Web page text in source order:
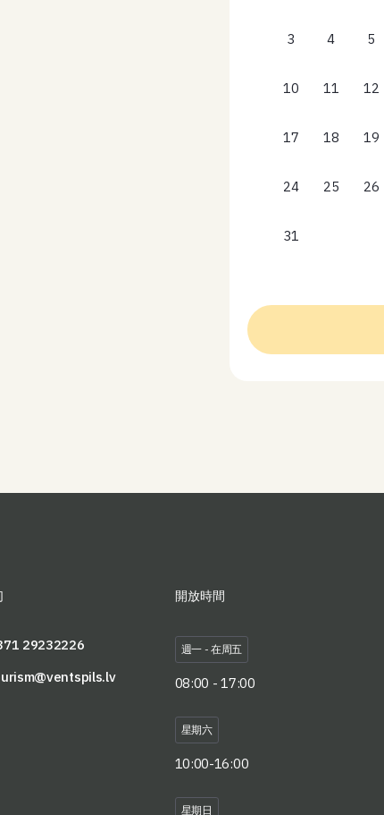
3 4 5
10 11 12
17 18 19
24 25 26
31
開放時間
29232226
週一 - 在周五
08:00 - 17:00
星期六
10:00-16:00
星期日